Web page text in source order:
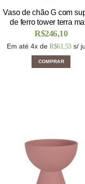
Vaso de chão G com
de ferro tower terra
R$246,10
Em até 4x de R$61,53 s/
COMPRAR